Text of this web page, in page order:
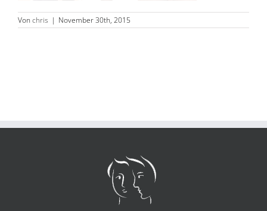
Von chris | November 30th, 2015